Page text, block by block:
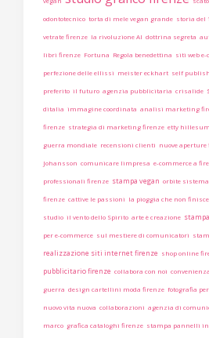
odontotecnico torta di mele vegan grande storia del
vetrate firenze la rivoluzione AI dottrina segreta
libri firenze Fortuna Regola benedettina siti web
perfezione delle ellissi meister eckhart self
preferito il futuro agenzia pubblicitaria crisalide
ditalia immagine coordinata analisi marketing
firenze strategia di marketing firenze etty hillesum
guerra mondiale recensioni clienti nuove aperture
Johansson comunicare limpresa e-commerce a
professionali firenze stampa vegan orbite
firenze cattive le passioni la pioggia che non finisce
studio il vento dello Spirito arte è creazione
per e-commerce sul mestiere di comunicatori
realizzazione siti internet firenze shop online
pubblicitario firenze collabora con noi
guerra design cartellini moda firenze fotografia
nuovo vita nuova collaborazioni agenzia di
marco grafica cataloghi firenze stampa pannelli